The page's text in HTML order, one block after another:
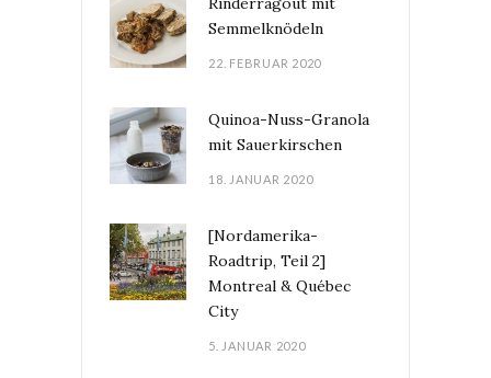
Semmelknödeln
22. FEBRUAR 2020
Quinoa-Nuss-Granola
mit Sauerkirschen
18. JANUAR 2020
[Nordamerika-
Roadtrip, Teil 2]
Montreal & Québec
City
5. JANUAR 2020